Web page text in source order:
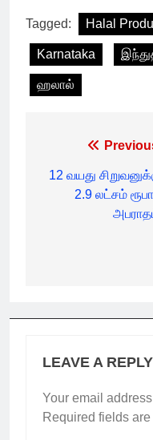
Tagged: Halal
Karnataka
ஹலால்
navigation
12 வயது
2.9 லட்சம்
LEAVE A REPLY
Your email
Required fields are